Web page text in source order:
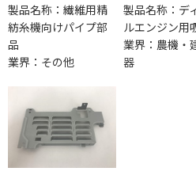
製品名称：繊維用精
紡糸機向けパイプ部
品
業界：その他
製品名称：デ
ルエンジン用
業界：農機・
器